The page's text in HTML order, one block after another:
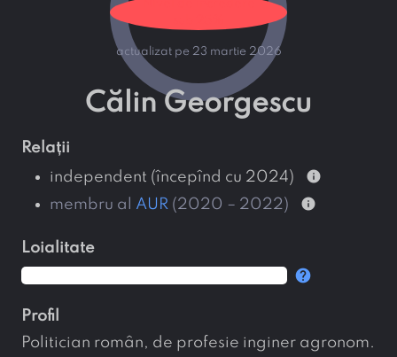
actualizat pe 23 martie 2026
Călin Georgescu
relații
independent (începînd cu 2024)
info
membru al AUR (2020 – 2022) info
loialitate
help
profil
Politician român, de profesie inginer agronom.